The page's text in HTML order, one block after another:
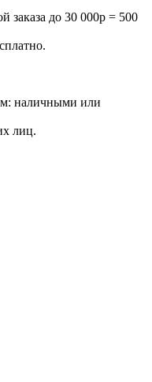
заказа до 30 000р = 500
наличными или
лиц.